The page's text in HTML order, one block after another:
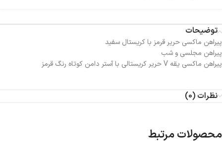
توضیحات
پیراهن ماکسی حریر قرمز با کریستال سفید
پیراهن مجلسی و شب
پیراهن ماکسی یقه V حریر کریستالی با آستر دامن کوتاه رنگ قرمز
نظرات (0)
محصولات مرتبط